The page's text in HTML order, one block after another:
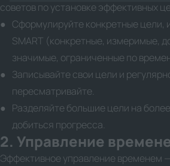
советов по установке эффективных
Сформулируйте конкретные цели,
SMART (конкретные, измеримые,
значимые, ограниченные по
Записывайте свои цели и
пересматривайте.
Разделяйте большие цели на
добиться прогресса.
2. Управление
Эффективное управление временем